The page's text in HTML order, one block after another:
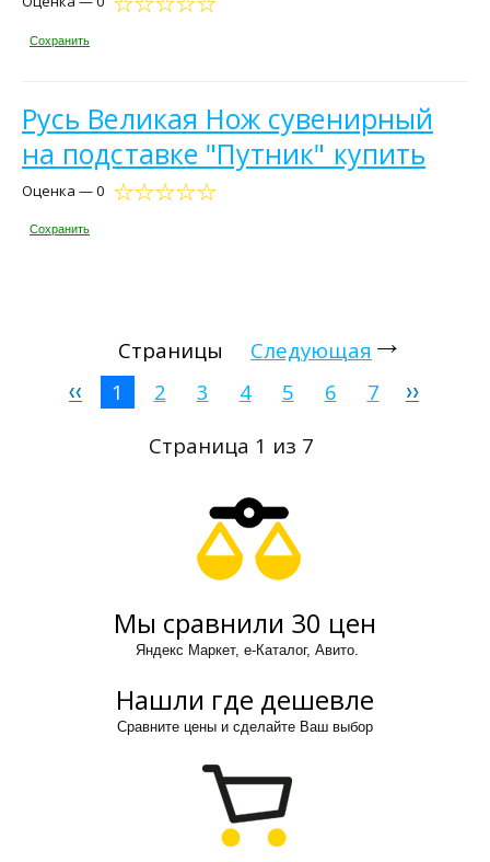
Сохранить
Русь Великая Нож сувенирный
на подставке "Путник" купить
Оценка — 0
Сохранить
Страницы
Следующая
1
2 3 4 5 6
7
Страница 1 из 7
Мы сравнили 30 цен
Яндекс Маркет, е-Каталог, Авито.
Нашли где дешевле
Сравните цены и сделайте Ваш выбор